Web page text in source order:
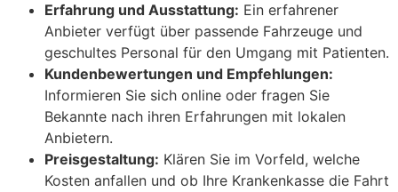
Erfahrung und Ausstattung: Ein erfahrener
Anbieter verfügt über passende Fahrzeuge und
geschultes Personal für den Umgang mit Patienten.
Kundenbewertungen und Empfehlungen:
Informieren Sie sich online oder fragen Sie
Bekannte nach ihren Erfahrungen mit lokalen
Anbietern.
Preisgestaltung: Klären Sie im Vorfeld, welche
Kosten anfallen und ob Ihre Krankenkasse die Fahrt